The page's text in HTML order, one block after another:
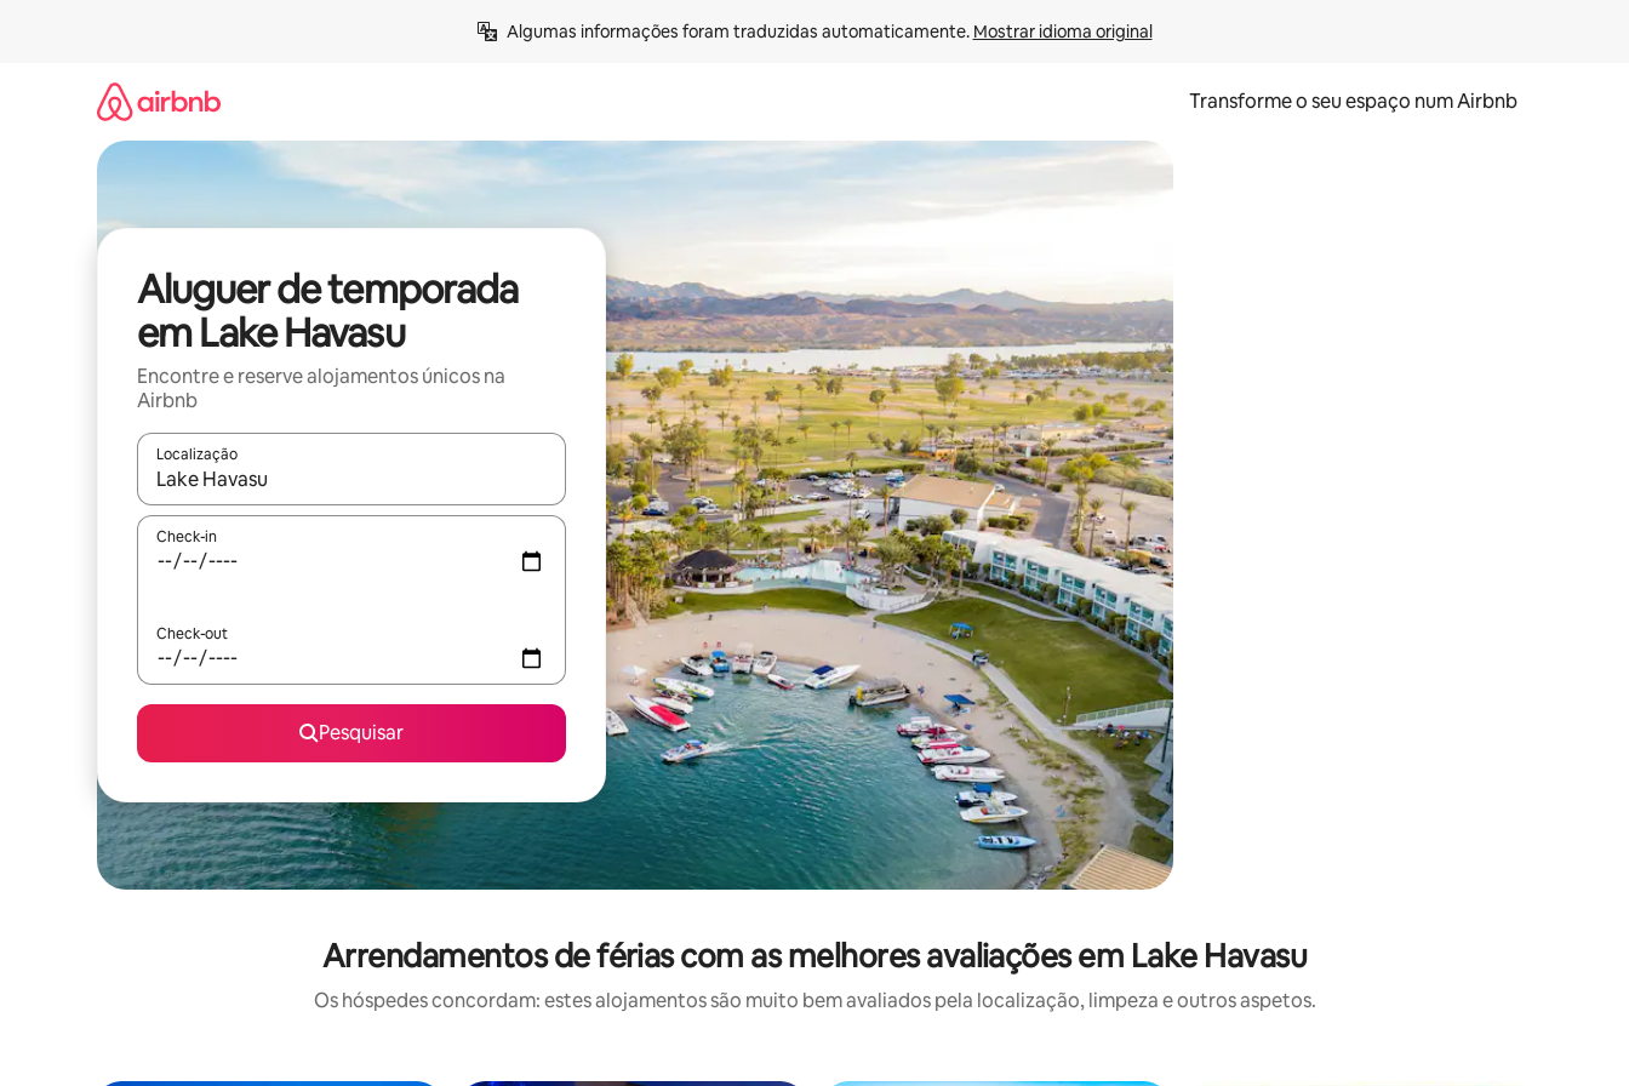
Algumas informações foram traduzidas automaticamente. Mostrar idioma original
Transforme o seu espaço num Airbnb
Aluguer de temporada
em Lake Havasu
Encontre e reserve alojamentos únicos na
Airbnb
Localização
Quando os resultados estiverem disponíveis, navegue com as teclas de seta para cima e para baixo ou explore com gestos de toque ou deslize.
Check-in
Check-out
Pesquisar
Arrendamentos de férias com as melhores avaliações em Lake Havasu
Os hóspedes concordam: estes alojamentos são muito bem avaliados pela localização, limpeza e outros aspetos.